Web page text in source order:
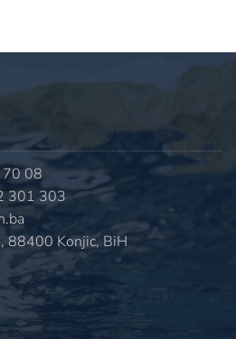
08
301 303
88400 Konjic, BiH